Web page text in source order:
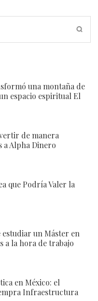
una montaña de
espacio espiritual El
de manera
Alpha Dinero
que Podría Valer la
un Máster en
a la hora de trabajo
en México: el
Infraestructura